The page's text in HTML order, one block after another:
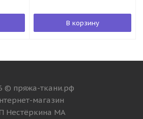
В корзину
© пряжа-ткани.рф
магазин
Нестёркина МА